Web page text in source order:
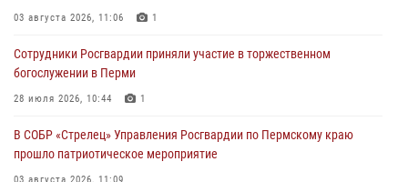
Росгвардейцы оказали силовую поддержку при задержании
28 июля 2026, 06:15
03 августа 2026, 11:06 1
Сотрудники Росгвардии приняли участие в торжественном
богослужении в Перми
28 июля 2026, 10:44 1
В СОБР «Стрелец» Управления Росгвардии по Пермскому краю
прошло патриотическое мероприятие
03 августа 2026, 11:09